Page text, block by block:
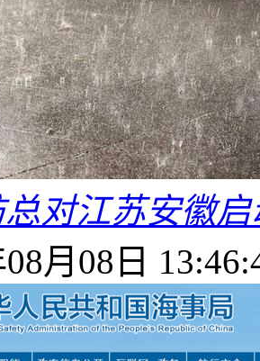
对江苏安徽
月08日